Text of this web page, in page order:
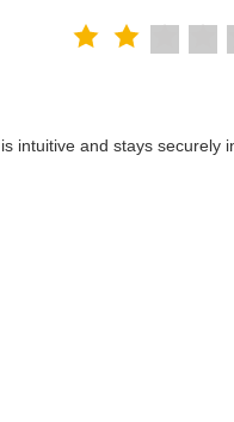
intuitive and stays securely